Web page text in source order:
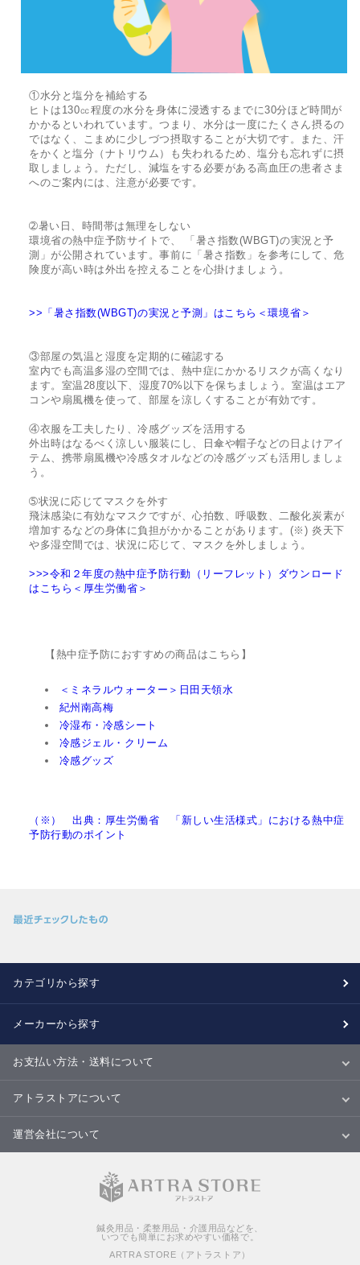
①水分と塩分を補給する
ヒトは130㏄程度の水分を身体に浸透するまでに30分ほど時間が
かかるといわれています。つまり、水分は一度にたくさん摂るの
ではなく、こまめに少しづつ摂取することが大切です。また、汗
をかくと塩分（ナトリウム）も失われるため、塩分も忘れずに摂
取しましょう。ただし、減塩をする必要がある高血圧の患者さま
へのご案内には、注意が必要です。
➁暑い日、時間帯は無理をしない
環境省の熱中症予防サイトで、 「暑さ指数(WBGT)の実況と予
測」が公開されています。事前に「暑さ指数」を参考にして、危
険度が高い時は外出を控えることを心掛けましょう。
>>「暑さ指数(WBGT)の実況と予測」はこちら＜環境省＞
③部屋の気温と湿度を定期的に確認する
室内でも高温多湿の空間では、熱中症にかかるリスクが高くなり
ます。室温28度以下、湿度70%以下を保ちましょう。室温はエア
コンや扇風機を使って、部屋を涼しくすることが有効です。
④衣服を工夫したり、冷感グッズを活用する
外出時はなるべく涼しい服装にし、日傘や帽子などの日よけアイ
テム、携帯扇風機や冷感タオルなどの冷感グッズも活用しましょ
う。
➄状況に応じてマスクを外す
飛沫感染に有効なマスクですが、心拍数、呼吸数、二酸化炭素が
増加するなどの身体に負担がかかることがあります。(※) 炎天下
や多湿空間では、状況に応じて、マスクを外しましょう。
>>>令和２年度の熱中症予防行動（リーフレット）ダウンロード
はこちら＜厚生労働省＞
【熱中症予防におすすめの商品はこちら】
＜ミネラルウォーター＞日田天領水
紀州南高梅
冷湿布・冷感シート
冷感ジェル・クリーム
冷感グッズ
（※） 出典：厚生労働省 「新しい生活様式」における熱中症
予防行動のポイント
カテゴリから探す
メーカーから探す
お支払い方法・送料について
お支払い方法
送料について
配送・納期
キャンセル・返品・交換について
アトラストアについて
当サイトについて
ご利用規約
ご利用ガイド
Ｑ＆Ａ
商品のご提案について
運営会社について
特定商取引法に基づく表記
個人情報の取扱いについて
鍼灸用品・柔整用品・介護用品などを、
いつでも簡単にお求めやすい価格で。
ARTRA STORE（アトラストア）